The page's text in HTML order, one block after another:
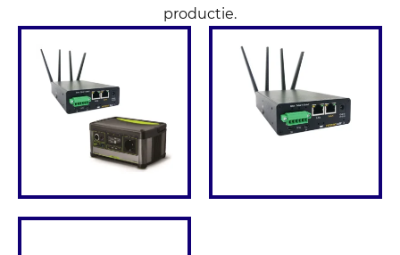
productie.